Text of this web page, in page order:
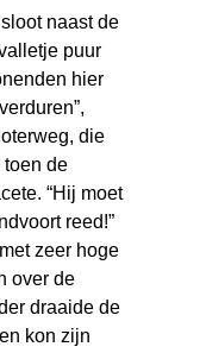
naast de
puur
hier
die
de
“Hij moet
reed!”
zeer hoge
over de
draaide de
kon zijn